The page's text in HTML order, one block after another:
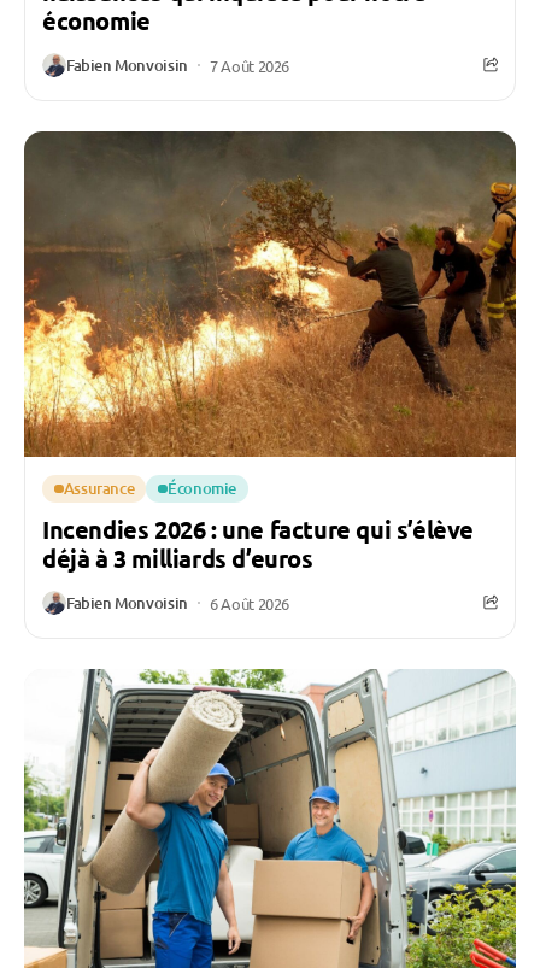
économie
Fabien Monvoisin 7 Août 2026
Assurance Économie
Incendies 2026 : une facture qui s’élève
déjà à 3 milliards d’euros
Fabien Monvoisin 6 Août 2026